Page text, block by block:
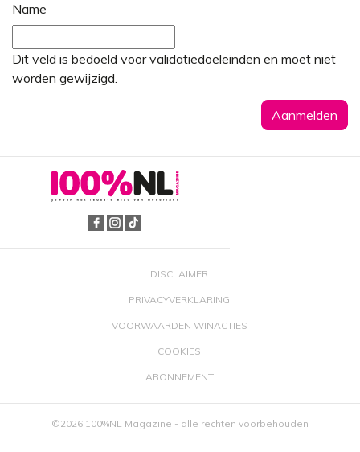
Name
Dit veld is bedoeld voor validatiedoeleinden en moet niet
worden gewijzigd.
DISCLAIMER
PRIVACYVERKLARING
VOORWAARDEN WINACTIES
COOKIES
ABONNEMENT
©2026 100%NL Magazine - alle rechten voorbehouden